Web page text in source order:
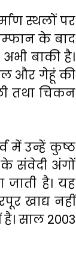
स्थलों पर
के बाद
बाकी है।
और गेहूं की
तथा चिकन
में उन्हें कुष्ठ
संवेदी अंगों
है। यह
खाद्य नहीं
साल 2003